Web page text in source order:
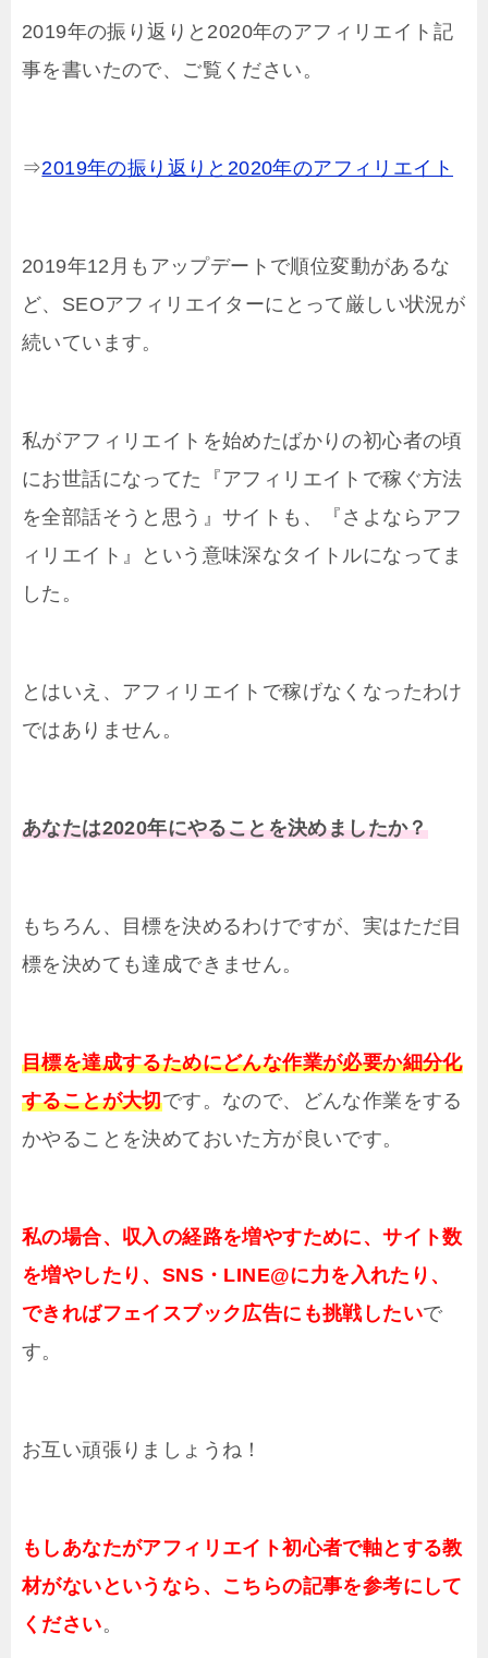
2019年の振り返りと2020年のアフィリエイト記
事を書いたので、ご覧ください。
⇒2019年の振り返りと2020年のアフィリエイト
2019年12月もアップデートで順位変動があるな
ど、SEOアフィリエイターにとって厳しい状況が
続いています。
私がアフィリエイトを始めたばかりの初心者の頃
にお世話になってた『アフィリエイトで稼ぐ方法
を全部話そうと思う』サイトも、『さよならアフ
ィリエイト』という意味深なタイトルになってま
した。
とはいえ、アフィリエイトで稼げなくなったわけ
ではありません。
あなたは2020年にやることを決めましたか？
もちろん、目標を決めるわけですが、実はただ目
標を決めても達成できません。
目標を達成するためにどんな作業が必要か細分化
することが大切です。なので、どんな作業をする
かやることを決めておいた方が良いです。
私の場合、収入の経路を増やすために、サイト数
を増やしたり、SNS・LINE@に力を入れたり、
できればフェイスブック広告にも挑戦したいで
す。
お互い頑張りましょうね！
もしあなたがアフィリエイト初心者で軸とする教
材がないというなら、こちらの記事を参考にして
ください。